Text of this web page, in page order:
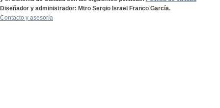
Diseñador y administrador: Mtro Sergio Israel Franco García.
Contacto y asesoría